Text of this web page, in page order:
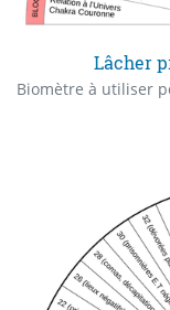
Lâcher
Biomètre à utiliser